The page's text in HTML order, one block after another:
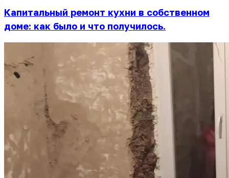
Капитальный ремонт кухни в собственном
доме: как было и что получилось.